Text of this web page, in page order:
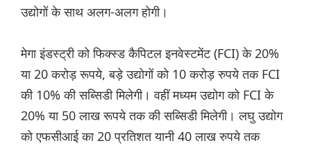
उद्योगों के साथ अलग-अलग होगी।
मेगा इंडस्ट्री को फिक्स्ड कैपिटल इनवेस्टमेंट (FCI) के 20%
या 20 करोड़ रूपये, बड़े उद्योगों को 10 करोड़ रुपये तक FCI
की 10% की सब्सिडी मिलेगी। वहीं मध्यम उद्योग को FCI के
20% या 50 लाख रूपये तक की सब्सिडी मिलेगी। लघु उद्योग
को एफसीआई का 20 प्रतिशत यानी 40 लाख रुपये तक